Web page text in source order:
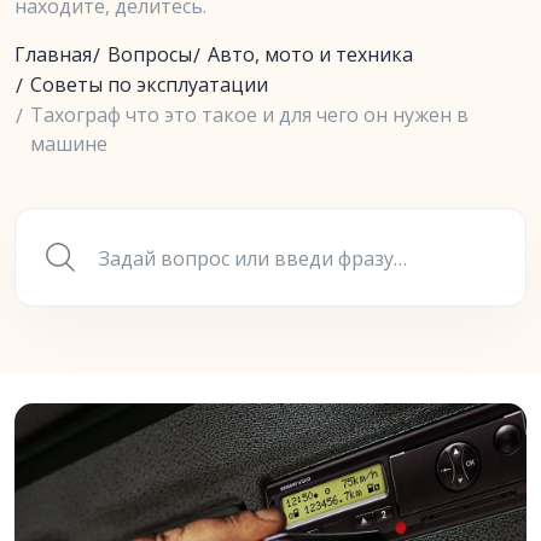
находите, делитесь.
Главная
Вопросы
Авто, мото и техника
Советы по эксплуатации
Тахограф что это такое и для чего он нужен в
машине